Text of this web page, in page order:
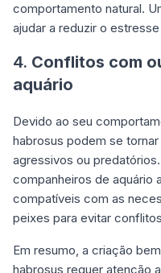
comportamento natural.
ajudar a reduzir o
4. Conflitos com
aquário
Devido ao seu
habrosus podem se
agressivos ou
companheiros de aquário
compatíveis com as
peixes para evitar
Em resumo, a criação
habrosus requer atenção